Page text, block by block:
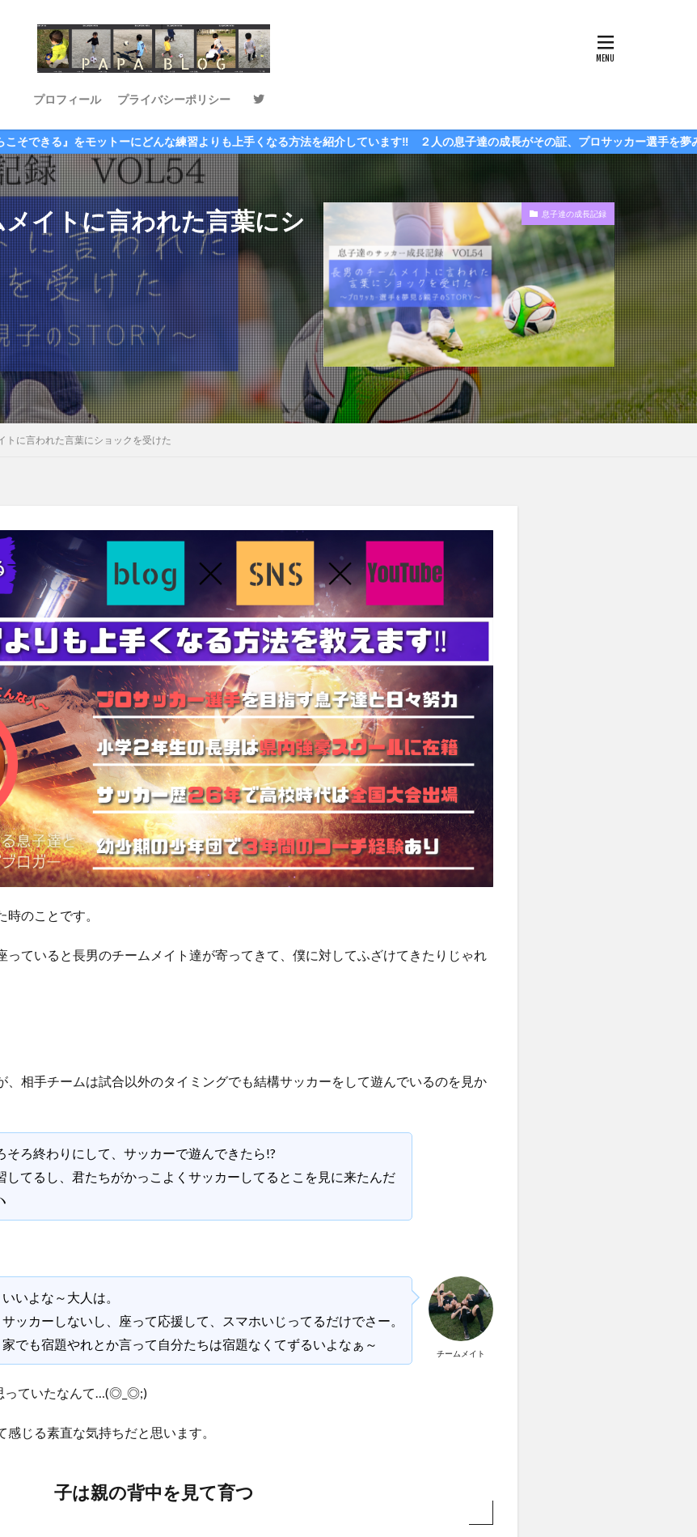
プロフィール プライバシーポリシー
んな練習よりも上手くなる方法を紹介しています‼ ２人の息子達の成長がその証、プロサッカー選手を夢みて成長していくStoryをお
イトに言われた言葉にシ
息子達の成長記録
トに言われた言葉にショックを受けた
のことです。
っていると長男のチームメイト達が寄ってきて、僕に対してふざけてきたりじゃれ
、相手チームは試合以外のタイミングでも結構サッカーをして遊んでいるのを見か
そろ終わりにして、サッカーで遊んできたら!?
してるし、君たちがかっこよくサッカーしてるとこを見に来たんだ
チームメイト
いいよな～大人は。
サッカーしないし、座って応援して、スマホいじってるだけでさー。
家でも宿題やれとか言って自分たちは宿題なくてずるいよなぁ～
っていたなんて…(◎_◎;)
じる素直な気持ちだと思います。
子は親の背中を見て育つ